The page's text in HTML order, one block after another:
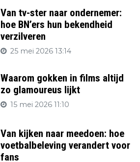
Van tv-ster naar ondernemer:
hoe BN’ers hun bekendheid
verzilveren
25 mei 2026 13:14
Waarom gokken in films altijd
zo glamoureus lijkt
15 mei 2026 11:10
Van kijken naar meedoen: hoe
voetbalbeleving verandert voor
fans